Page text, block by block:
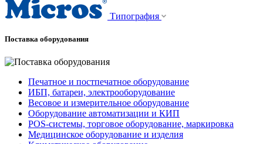
Типография
Поставка оборудования
Печатное и постпечатное оборудование
ИБП, батареи, электрооборудование
Весовое и измерительное оборудование
Оборудование автоматизации и КИП
POS-системы, торговое оборудование, маркировка
Медицинское оборудование и изделия